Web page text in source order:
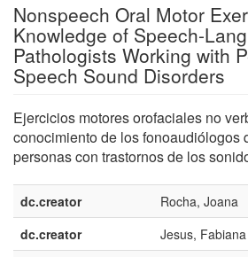
Nonspeech Oral Motor
Knowledge of Speech-
Pathologists Working with
Speech Sound Disorders
Ejercicios motores orofaciales no
conocimiento de los fonoaudiólogos
personas con trastornos de los
dc.creator
Rocha, Joana
dc.creator
Jesus, Fabiana